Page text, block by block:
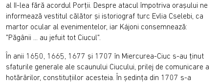
al II-lea fără acordul Porţii. Despre atacul împotriva oraşului ne
informează vestitul călător şi istoriograf turc Evlia Cselebi, ca
martor ocular al evenimentelor, iar Kájoni consemnează:
"Păgânii ... au jefuit tot Ciucul".
În anii 1650, 1665, 1677 şi 1707 în Miercurea-Ciuc s-au ţinut
sfaturile generale ale scaunului Ciucului, prilej de comunicare a
hotărârilor, constituţiilor acesteia. În şedinţa din 1707 s-a